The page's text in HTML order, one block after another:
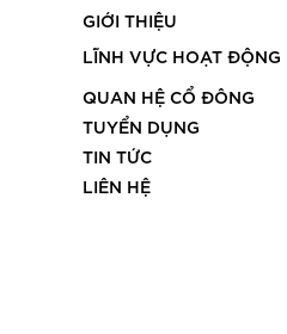
GIỚI THIỆU
LĨNH VỰC HOẠT ĐỘNG
QUAN HỆ CỔ ĐÔNG
TUYỂN DỤNG
TIN TỨC
LIÊN HỆ